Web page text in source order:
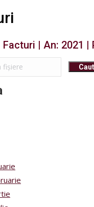
Facturi | An: 2021 |